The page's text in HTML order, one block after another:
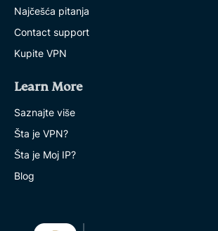
Najčešća pitanja
Contact support
Kupite VPN
Learn More
Saznajte više
Šta je VPN?
Šta je Moj IP?
Blog